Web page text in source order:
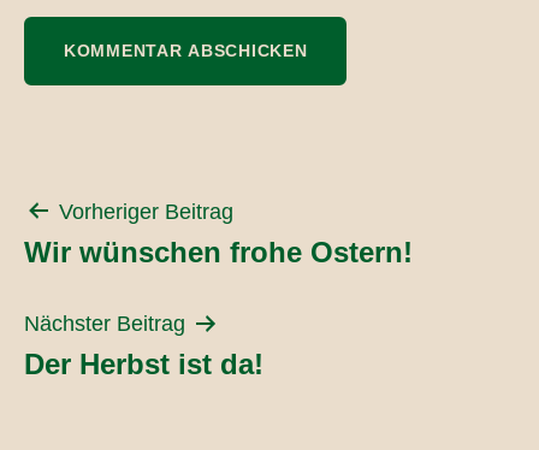
Beitragsnavigation
Vorheriger Beitrag
Wir wünschen frohe Ostern!
Nächster Beitrag
Der Herbst ist da!